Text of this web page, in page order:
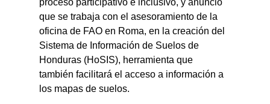
proceso participativo e inclusivo, y anunció
que se trabaja con el asesoramiento de la
oficina de FAO en Roma, en la creación del
Sistema de Información de Suelos de
Honduras (HoSIS), herramienta que
también facilitará el acceso a información a
los mapas de suelos.